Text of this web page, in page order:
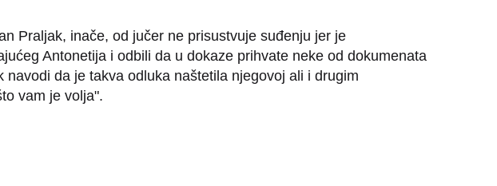
Praljak, inače, od jučer ne prisustvuje suđenju jer je
Antonetija i odbili da u dokaze prihvate neke od dokumenata
da je takva odluka naštetila njegovoj ali i drugim
vam je volja".